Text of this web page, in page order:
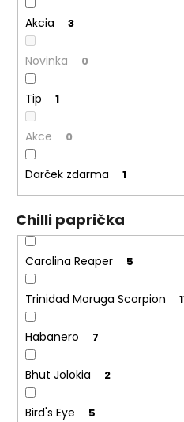
Akcia 3
Novinka 0
Tip 1
Akce 0
Darček zdarma 1
Chilli paprička
Carolina Reaper 5
Trinidad Moruga Scorpion
Habanero 7
Bhut Jolokia 2
Bird's Eye 5